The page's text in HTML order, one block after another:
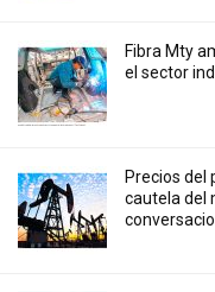
Fibra Mty
el sector
Precios ⁠del
cautela del